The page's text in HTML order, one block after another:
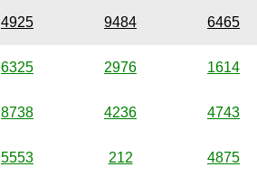
4925 9484 6465
6325 2976 1614
8738 4236 4743
5553 212 4875